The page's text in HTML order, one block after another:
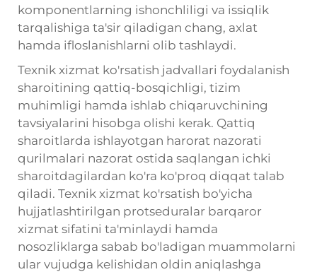
komponentlarning ishonchliligi va issiqlik
tarqalishiga ta'sir qiladigan chang, axlat
hamda ifloslanishlarni olib tashlaydi.
Texnik xizmat ko'rsatish jadvallari foydalanish
sharoitining qattiq-bosqichligi, tizim
muhimligi hamda ishlab chiqaruvchining
tavsiyalarini hisobga olishi kerak. Qattiq
sharoitlarda ishlayotgan harorat nazorati
qurilmalari nazorat ostida saqlangan ichki
sharoitdagilardan ko'ra ko'proq diqqat talab
qiladi. Texnik xizmat ko'rsatish bo'yicha
hujjatlashtirilgan protseduralar barqaror
xizmat sifatini ta'minlaydi hamda
nosozliklarga sabab bo'ladigan muammolarni
ular vujudga kelishidan oldin aniqlashga